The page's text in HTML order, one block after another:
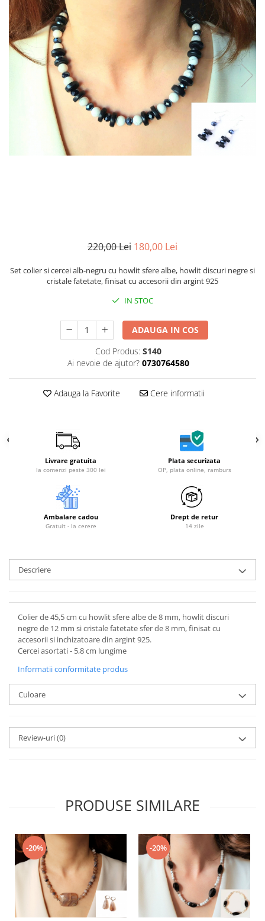
220,00 Lei 180,00 Lei
Set colier si cercei alb-negru cu howlit sfere albe, howlit discuri negre si
cristale fatetate, finisat cu accesorii din argint 925
IN STOC
ADAUGA IN COS
Cod Produs: S140
Ai nevoie de ajutor? 0730764580
Adauga la Favorite Cere informatii
Livrare gratuita
la comenzi peste 300 lei
Plata securizata
OP, plata online, ramburs
Ambalare cadou
Gratuit - la cerere
Drept de retur
14 zile
Descriere
Colier de 45,5 cm cu howlit sfere albe de 8 mm, howlit discuri
negre de 12 mm si cristale fatetate sfer de 8 mm, finisat cu
accesorii si inchizatoare din argint 925.
Cercei asortati - 5,8 cm lungime
Informatii conformitate produs
Culoare
Review-uri(0)
PRODUSE SIMILARE
-20% -20%